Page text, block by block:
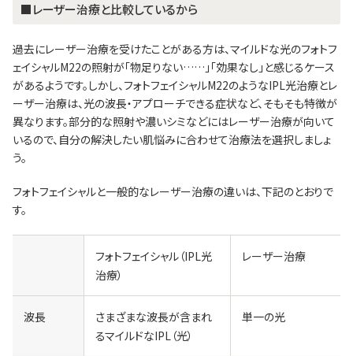
■レーザー治療と比較しているから
過去にレーザー治療を受けたことがある方は、マイルドな光のフォトフ
ェイシャルM22の照射が「物足りない……」「効果なし」と感じるケース
があるようです。しかし、フォトフェイシャルM22のようなIPL光治療とレ
ーザー治療は、光の波長・アプローチできる症状など、そもそも特徴が
異なります。部分的な照射や濃いシミなどにはレーザー治療が向いて
いるので、自分の解決したい肌悩みに合わせて治療法を選択しましょ
う。
フォトフェイシャルと一般的なレーザー治療の違いは、下記のとおりで
す。
フォトフェイシャル（IPL光
治療）
レーザー治療
波長
さまざまな波長が含まれ
るマイルドなIPL（光）
単一の光